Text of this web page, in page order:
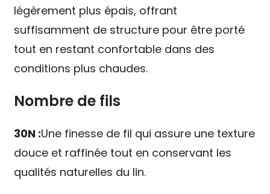
légèrement plus épais, offrant
suffisamment de structure pour être porté
tout en restant confortable dans des
conditions plus chaudes.
Nombre de fils
30N :Une finesse de fil qui assure une texture
douce et raffinée tout en conservant les
qualités naturelles du lin.